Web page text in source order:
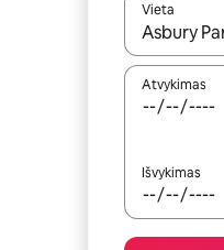
Vieta
Kai
Atvykimas
Išvykimas